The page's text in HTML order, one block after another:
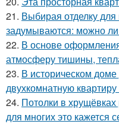
21. Выбирая отделку
задумываются: можно ли
22. В основе
атмосферу тишины,
23. В историческом
двухкомнатную
24. Потолки в
для многих это кажется